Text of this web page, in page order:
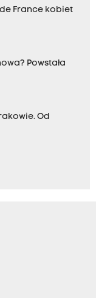
France kobiet
Powstała
Od